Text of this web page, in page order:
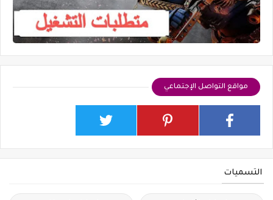
مواقع التواصل الإجتماعي
التسميات